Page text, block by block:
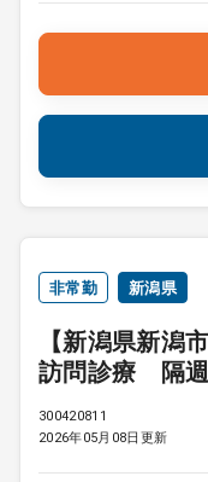
非常勤 新潟県
【新潟県新
訪問診療 隔週
300420811
2026年05月08日更新